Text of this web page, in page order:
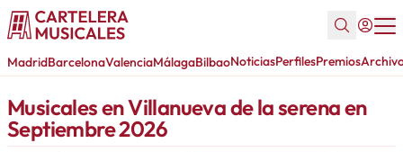
MadridBarcelonaValenciaMálagaBilbaoNoticiasPerfilesPremios
Musicales en Villanueva de la serena en
Septiembre 2026